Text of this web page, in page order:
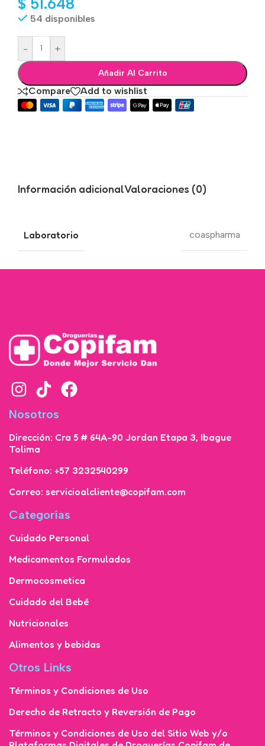
$ 51.648
54 disponibles
- +
Añadir Al Carrito
Compare Add to wishlist
Información adicionalValoraciones (0)
Laboratorio coaspharma
Nosotros
Dirección: Cra 5 # 64A-90 Jordan Etapa 3, Ibague
Tolima
Teléfono: +57 3232540299
Correo: servicioalcliente@copifam.com
Categorías
Cuidado Personal
Medicamentos Formulados
Dermocosmetica
Cuidado del Bebé
Nutricionales
Alimentos y bebidas
Otros Links
Términos y Condiciones de Uso
Derecho de Retracto y Reversión de Pago
Términos y Condiciones de Uso del Sitio Web y/o